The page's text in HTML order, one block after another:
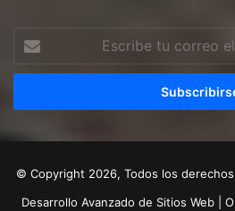
correo
© Copyright 2026, Todos los
Desarrollo Avanzado de Sitios Web |